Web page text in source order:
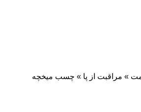
» مراقبت از پا » چسب میخچه